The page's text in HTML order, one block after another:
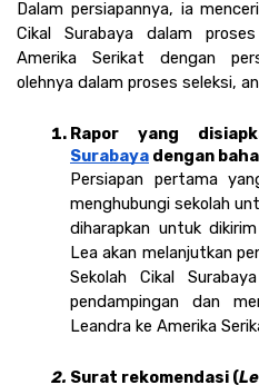
Dalam persiapannya, ia
Cikal Surabaya dalam
Amerika Serikat dengan
olehnya dalam proses seleksi,
Rapor yang
Surabaya dengan
Persiapan pertama
menghubungi sekolah
diharapkan untuk
Lea akan melanjutkan
Sekolah Cikal
pendampingan dan
Leandra ke Amerika
Surat rekomendasi (